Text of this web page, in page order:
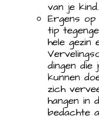
van je kind.
Ergens
tip
hele gezin
dingen die
kunnen
zich
hangen in
bedachte